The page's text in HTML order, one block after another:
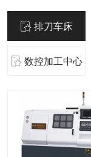
排刀车床
数控加工中心